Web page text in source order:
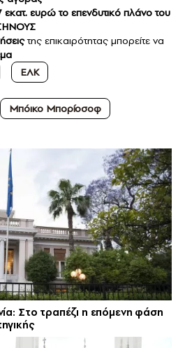
εκατ. ευρώ το επενδυτικό πλάνο του
της επικαιρότητας μπορείτε να
ΕΛΚ
Μπόικο Μπορίοσοφ
Στο τραπέζι η επόμενη φάση